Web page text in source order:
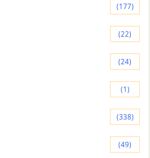
(177)
(22)
(24)
(1)
(338)
(49)